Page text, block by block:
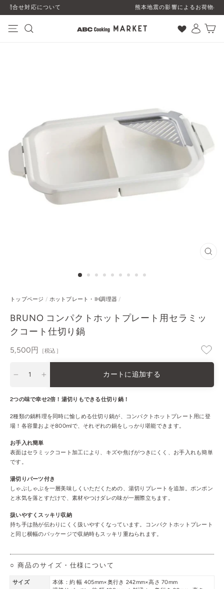
ン
熊本地震の影響によるお荷物のお届けについて
トップページ / ホットプレート・IH調理器 /
BRUNO コンパクトホットプレート用セラミッ
クコート仕切り鍋
通
格
5,500円 ［税込］
カートに追加する
2つの味で幸せ2倍！湯切りもできる仕切り鍋！
2種類の鍋料理を同時に愉しめる仕切り鍋が、コンパクトホットプレート用に登
場！各容量およそ800mlで、それぞれの鍋をしっかり堪能できます。
お手入れ簡単
表面はセラミックコート加工により、キズや焦げがつきにくく、お手入れも簡単
です。
湯切りパーツ付き
しゃぶしゃぶを一層美味しくいただくための、湯切りプレートを追加。ポンポン
と水気を落とすだけで、素材やつけダレの味が一層際立ちます。
扱いやすくスッキリ収納
持ち手は熱が伝わりにくく扱いやすくなっています。
コンパクトホットプレート
と同じ横幅のパッケージで収納時もスッキリ重ねられます。
○ 商品のサイズ・仕様について
サイズ
本体：約 幅 405mm×奥行き 242mm×高さ 70mm